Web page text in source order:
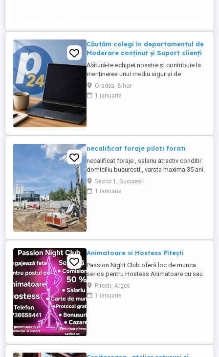
Căutăm colegi în departamentul de
Moderare conținut și Suport clienți
Alătură-te echipei noastre și contribuie la
menținerea unui mediu sigur și de
încredere pe platformele noastre de
anunțuri din România, Germania și
Ungaria. În funcție de experiența și
Oradea, Bihor
1 ianuarie
necalificat foraje piloti forati
necalificat foraje , salariu atractiv conditii :
domiciliu bucuresti , varsta maxima 35 ani.
cautam seriozitate
Sector 1, Bucuresti
1 ianuarie
Animatoare si Hostess Pitești
Passion Night Club oferă loc de munca
serios pentru Hostess Animatoare cu sau
fără experiență. Nu punem accent pe
aspecul fizic !! Dacă ai peste 18 ani, ești o
fire deschisă, sociabilă și fără inhibiții te
Pitesti, Arges
1 ianuarie